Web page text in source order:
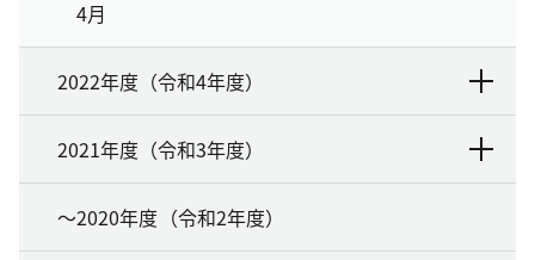
4月
2022年度（令和4年度）
2021年度（令和3年度）
～2020年度（令和2年度）